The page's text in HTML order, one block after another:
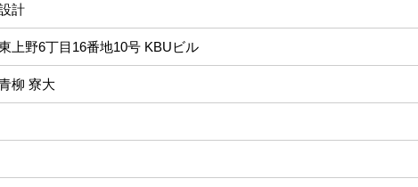
計
上野6丁目16番地10号 KBUビル
柳 寮大